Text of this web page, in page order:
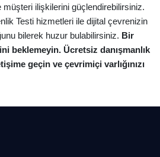
ilişkilerini güçlendirebilirsiniz.
Testi hizmetleri ile dijital çevrenizin
bilerek huzur bulabilirsiniz. Bir
beklemeyin. Ücretsiz danışmanlık
geçin ve çevrimiçi varlığınızı